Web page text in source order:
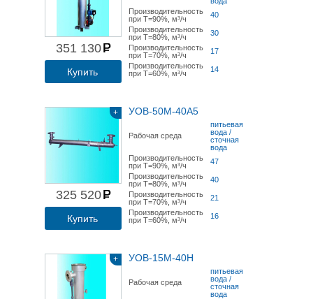
351 130
Купить
Производительность
при Т=90%, м³/ч
40
Производительность
при Т=80%, м³/ч
30
Производительность
при Т=70%, м³/ч
17
Производительность
при Т=60%, м³/ч
14
+
325 520
Купить
УОВ-50М-40А5
Рабочая среда
питьевая
вода /
сточная
вода
Производительность
при Т=90%, м³/ч
47
Производительность
при Т=80%, м³/ч
40
Производительность
при Т=70%, м³/ч
21
Производительность
при Т=60%, м³/ч
16
+ УОВ-15М-40Н
Рабочая среда
питьевая
вода /
сточная
вода